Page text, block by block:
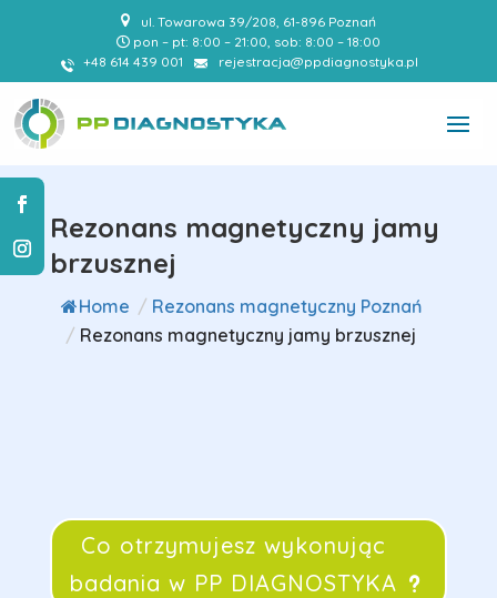
ul. Towarowa 39/208, 61-896 Poznań
pon – pt: 8:00 – 21:00, sob: 8:00 – 18:00
+48 614 439 001
rejestracja@ppdiagnostyka.pl
Rezonans magnetyczny jamy
brzusznej
Home / Rezonans magnetyczny Poznań
/ Rezonans magnetyczny jamy brzusznej
Co otrzymujesz wykonując
badania w PP DIAGNOSTYKA